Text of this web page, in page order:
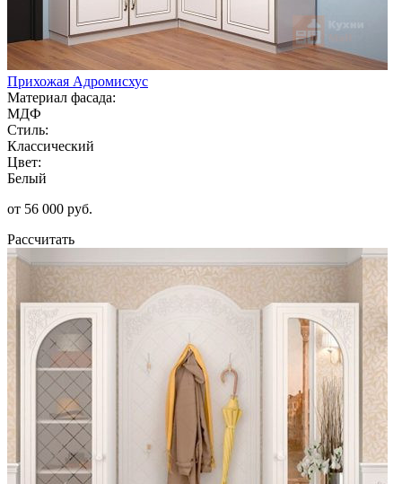
Прихожая Адромисхус
Материал фасада:
МДФ
Стиль:
Классический
Цвет:
Белый
от 56 000 руб.
Рассчитать